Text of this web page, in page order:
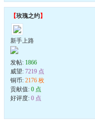
【玫瑰之约】
新手上路
发帖: 1866
威望: 7219 点
铜币: 2176 枚
贡献值: 0 点
好评度: 0 点